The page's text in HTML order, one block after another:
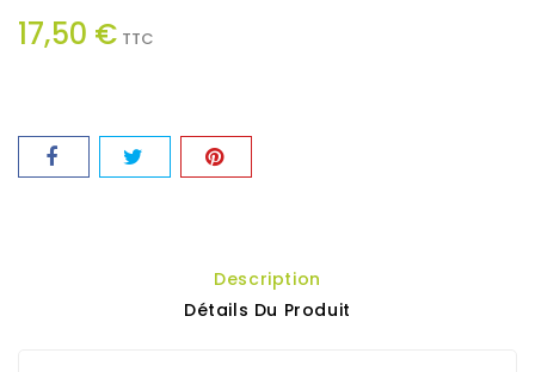
17,50 € TTC
Description
Détails Du Produit